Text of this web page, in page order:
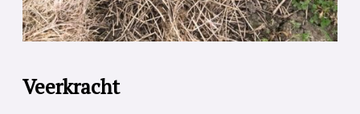
Veerkracht